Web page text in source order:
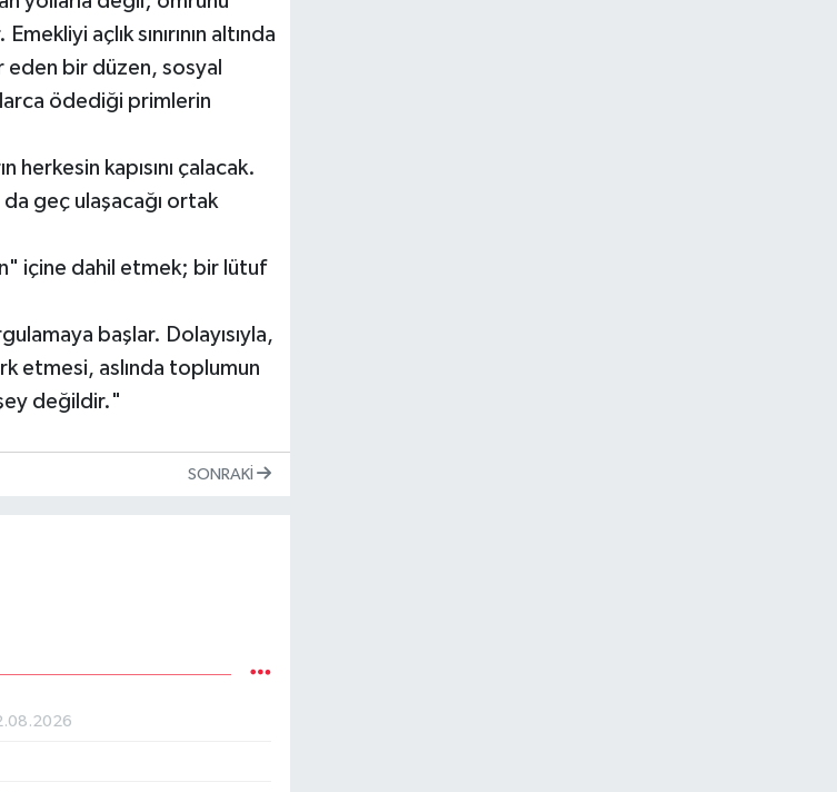
açlık sınırının altında
eden bir düzen, sosyal
ödediği primlerin
herkesin kapısını çalacak.
da geç ulaşacağı ortak
içine dahil etmek; bir lütuf
başlar. Dolayısıyla,
etmesi, aslında toplumun
değildir."
SONRAKI